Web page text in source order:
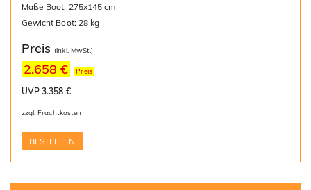
Maße Boot: 275x145 cm
Gewicht Boot: 28 kg
Preis (inkl. MwSt.)
2.658 € Preis
UVP 3.358 €
zzgl.Frachtkosten
BESTELLEN